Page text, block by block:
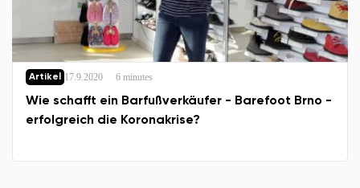
Artikel 17.9.2020 6 minutes
Wie schafft ein Barfußverkäufer - Barefoot Brno -
erfolgreich die Koronakrise?